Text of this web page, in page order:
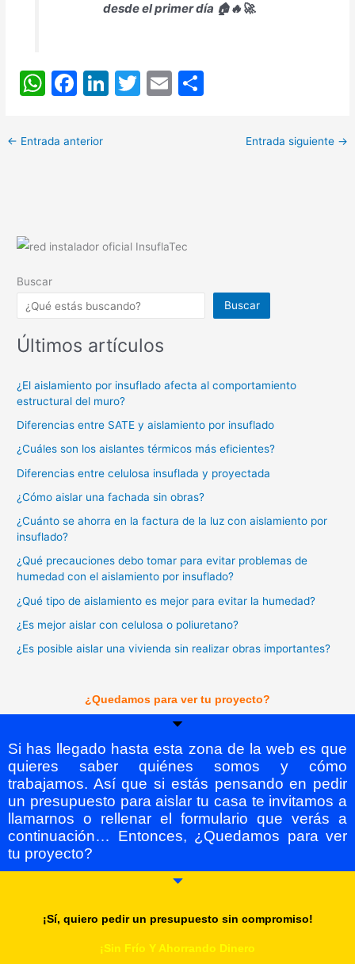
desde el primer día 🏠🔥🚀.
W
at
p
F
c
o
k
Li T
E
← Entrada anterior Entrada siguiente →
Buscar
Buscar
Últimos artículos
¿El aislamiento por insuflado afecta al comportamiento
estructural del muro?
Diferencias entre SATE y aislamiento por insuflado
¿Cuáles son los aislantes térmicos más eficientes?
Diferencias entre celulosa insuflada y proyectada
¿Cómo aislar una fachada sin obras?
¿Cuánto se ahorra en la factura de la luz con aislamiento por
insuflado?
¿Qué precauciones debo tomar para evitar problemas de
humedad con el aislamiento por insuflado?
¿Qué tipo de aislamiento es mejor para evitar la humedad?
¿Es mejor aislar con celulosa o poliuretano?
¿Es posible aislar una vivienda sin realizar obras importantes?
¿Quedamos para ver tu proyecto?
Si has llegado hasta esta zona de la web es que
quieres saber quiénes somos y cómo
trabajamos. Así que si estás pensando en pedir
un presupuesto para aislar tu casa te invitamos a
llamarnos o rellenar el formulario que verás a
continuación… Entonces, ¿Quedamos para ver
tu proyecto?
¡Sí, quiero pedir un presupuesto sin compromiso!
¡Sin Frío Y Ahorrando Dinero